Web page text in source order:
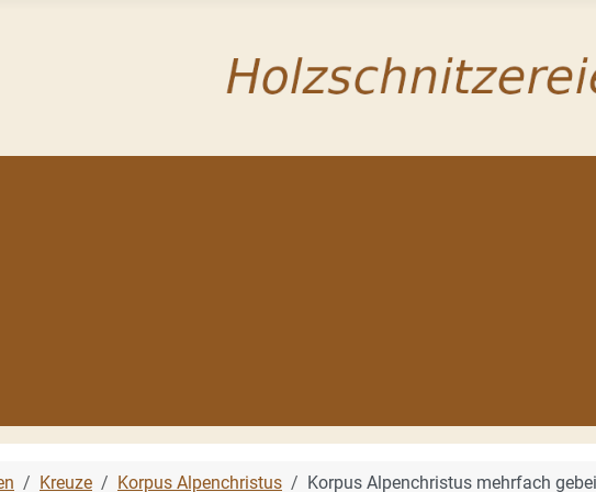
Kreuze Korpus Alpenchristus Korpus Alpenchristus mehrfach